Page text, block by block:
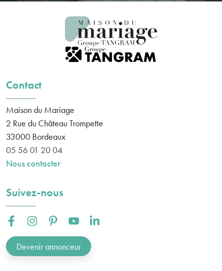
Contact
Maison du Mariage
2 Rue du Château Trompette
33000 Bordeaux
05 56 01 20 04
Nous contacter
Suivez-nous
Facebook :Instagram :Pinterest :Youtube :Linkedin :
Devenir annonceur